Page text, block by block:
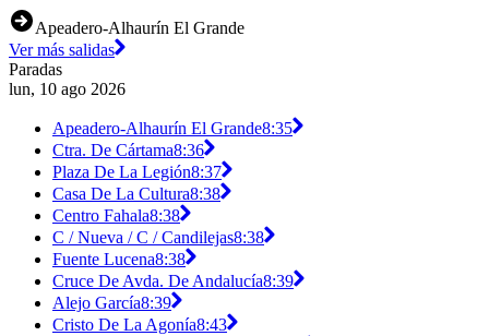
Apeadero-Alhaurín El Grande
Ver más salidas
Paradas
lun, 10 ago 2026
Apeadero-Alhaurín El Grande8:35
Ctra. De Cártama8:36
Plaza De La Legión8:37
Casa De La Cultura8:38
Centro Fahala8:38
C / Nueva / C / Candilejas8:38
Fuente Lucena8:38
Cruce De Avda. De Andalucía8:39
Alejo García8:39
Cristo De La Agonía8:43